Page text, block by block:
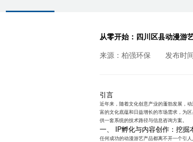
从零开始：四川区县动漫游
来源：柏强环保 发布时
引言
近年来，随着文化创意产业的蓬勃发展，
富的文化底蕴和日益增长的市场需求，为
供一套系统的技术路径与信息咨询方案。
一、 IP孵化与内容创作：挖掘
任何成功的动漫游艺产品都离不开一个引